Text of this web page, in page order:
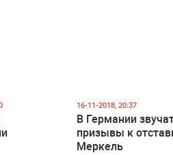
16-11-2018, 20:37
В Германии
призывы к
Меркель